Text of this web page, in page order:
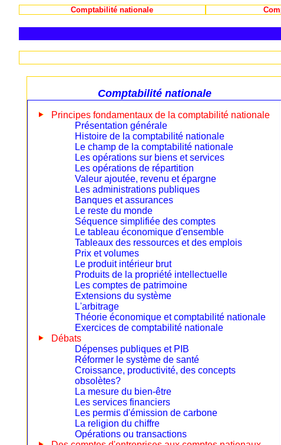
Comptabilité nationale
Comptabilité nationale
Principes fondamentaux de la comptabilité nationale
Présentation générale
Histoire de la comptabilité nationale
Le champ de la comptabilité nationale
Les opérations sur biens et services
Les opérations de répartition
Valeur ajoutée, revenu et épargne
Les administrations publiques
Banques et assurances
Le reste du monde
Séquence simplifiée des comptes
Le tableau économique d'ensemble
Tableaux des ressources et des emplois
Prix et volumes
Le produit intérieur brut
Produits de la propriété intellectuelle
Les comptes de patrimoine
Extensions du système
L'arbitrage
Théorie économique et comptabilité nationale
Exercices de comptabilité nationale
Débats
Dépenses publiques et PIB
Réformer le système de santé
Croissance, productivité, des concepts
obsolètes?
La mesure du bien-être
Les services financiers
Les permis d'émission de carbone
La religion du chiffre
Opérations ou transactions